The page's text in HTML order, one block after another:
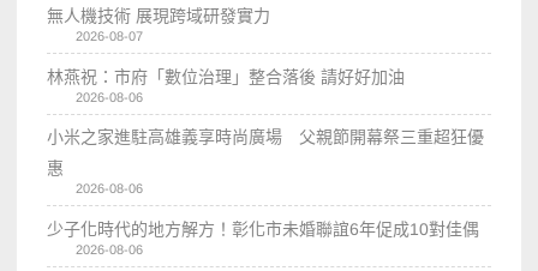
無人機技術 展現跨域研發實力
2026-08-07
林燕祝：市府「數位治理」整合落後 請好好加油
2026-08-06
小米之家進駐高雄義享時尚廣場 父親節開幕祭三重超狂優
惠
2026-08-06
少子化時代的地方解方！彰化市未婚聯誼6年促成10對佳偶
2026-08-06